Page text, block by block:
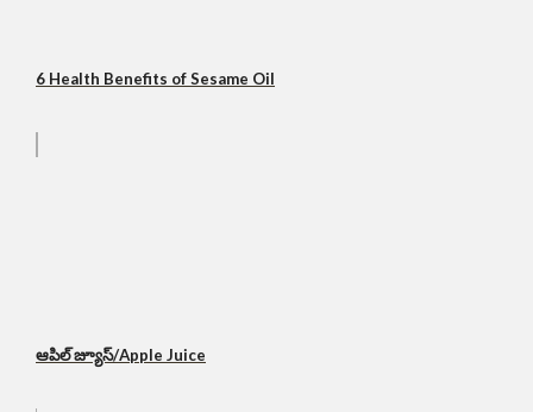
6 Health Benefits of Sesame Oil
ఆపిల్ జ్యూస్/Apple Juice